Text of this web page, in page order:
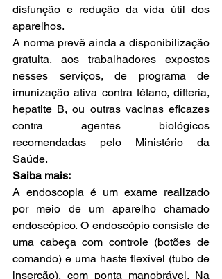
disfunção e redução da vida útil dos
aparelhos.
A norma prevê ainda a disponibilização
gratuita, aos trabalhadores expostos
nesses serviços, de programa de
imunização ativa contra tétano, difteria,
hepatite B, ou outras vacinas eficazes
contra agentes biológicos
recomendadas pelo Ministério da
Saúde.
Saiba mais:
A endoscopia é um exame realizado
por meio de um aparelho chamado
endoscópico. O endoscópio consiste de
uma cabeça com controle (botões de
comando) e uma haste flexível (tubo de
inserção), com ponta manobrável. Na